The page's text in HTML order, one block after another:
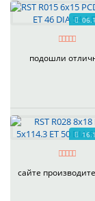
подошли
сайте